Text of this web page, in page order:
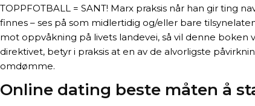
TOPPFOTBALL = SANT! Marx praksis når han gir
finnes – ses på som midlertidig og/eller bare
mot oppvåkning på livets landevei, så vil denne
direktivet, betyr i praksis at en av de alvorligste
omdømme.
Online dating beste måten å